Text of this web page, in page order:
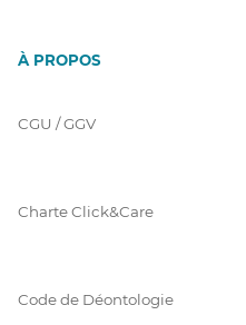
À PROPOS
CGU / GGV
Charte Click&Care
Code de Déontologie